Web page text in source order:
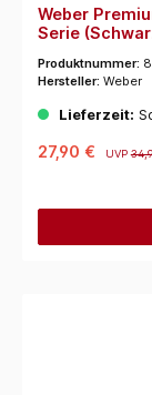
Weber
Serie
Produktnummer:
Hersteller: Weber
Lieferzeit:
27,90 € UVP